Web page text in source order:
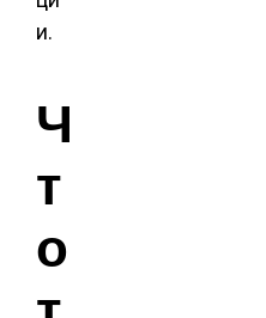
и.
Ч
т
о